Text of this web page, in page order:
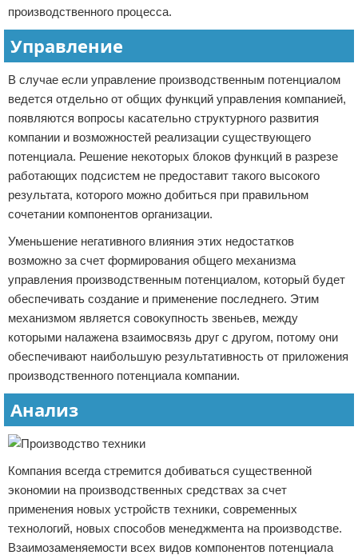
производственного процесса.
Управление
В случае если управление производственным потенциалом
ведется отдельно от общих функций управления компанией,
появляются вопросы касательно структурного развития
компании и возможностей реализации существующего
потенциала. Решение некоторых блоков функций в разрезе
работающих подсистем не предоставит такого высокого
результата, которого можно добиться при правильном
сочетании компонентов организации.
Уменьшение негативного влияния этих недостатков
возможно за счет формирования общего механизма
управления производственным потенциалом, который будет
обеспечивать создание и применение последнего. Этим
механизмом является совокупность звеньев, между
которыми налажена взаимосвязь друг с другом, потому они
обеспечивают наибольшую результативность от приложения
производственного потенциала компании.
Анализ
Компания всегда стремится добиваться существенной
экономии на производственных средствах за счет
применения новых устройств техники, современных
технологий, новых способов менеджмента на производстве.
Взаимозаменяемости всех видов компонентов потенциала